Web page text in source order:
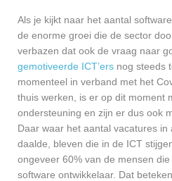
Als je kijkt naar het aantal
de enorme groei die de sector
verbazen dat ook de vraag naar
gemotiveerde ICT’ers nog steeds
momenteel in verband met het
thuis werken, is er op dit moment
ondersteuning en zijn er dus ook
Daar waar het aantal vacatures
daalde, bleven die in de ICT
ongeveer 60% van de mensen
software ontwikkelaar. Dat